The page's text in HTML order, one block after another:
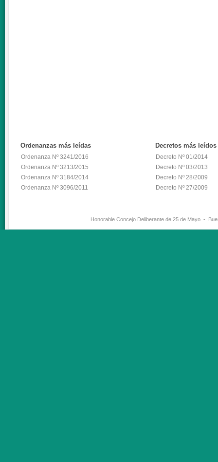
Ordenanzas más leídas
Ordenanza Nº 3241/2016
Ordenanza Nº 3213/2015
Ordenanza Nº 3184/2014
Ordenanza Nº 3096/2011
Decretos más leídos
Decreto Nº 01/2014
Decreto Nº 03/2013
Decreto Nº 28/2009
Decreto Nº 27/2009
Honorable Concejo Deliberante de 25 de